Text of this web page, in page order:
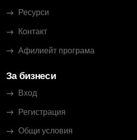
Ресурси
Контакт
Афилиейт програма
За бизнеси
Вход
Регистрация
Общи условия